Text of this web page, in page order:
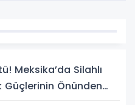
Meksika’da Silahlı
Güçlerinin Önünden